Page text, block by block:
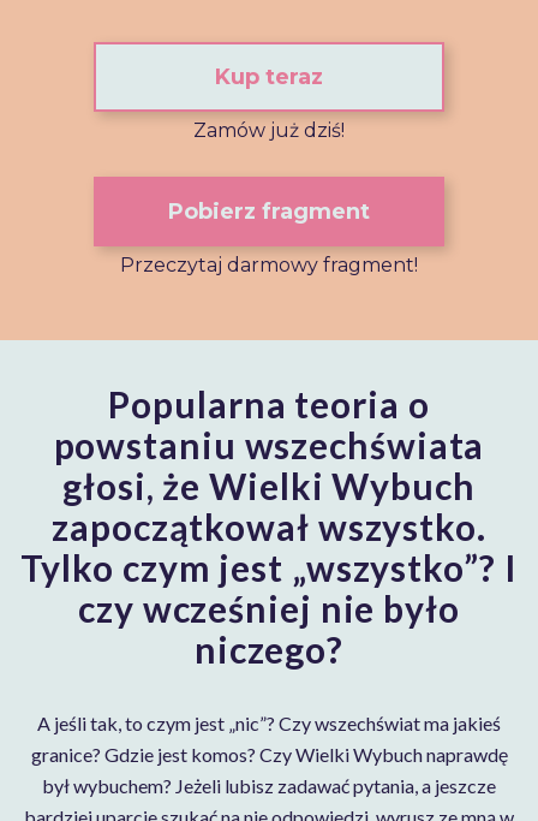
Kup teraz
Zamów już dziś!
Pobierz fragment
Przeczytaj darmowy fragment!
Popularna teoria o
powstaniu wszechświata
głosi, że Wielki Wybuch
zapoczątkował wszystko.
Tylko czym jest „wszystko”? I
czy wcześniej nie było
niczego?
A jeśli tak, to czym jest „nic”? Czy wszechświat ma jakieś
granice? Gdzie jest komos? Czy Wielki Wybuch naprawdę
był wybuchem? Jeżeli lubisz zadawać pytania, a jeszcze